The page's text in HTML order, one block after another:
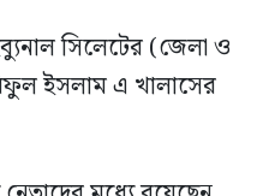
সিলেটের (জেলা ও
ইসলাম এ খালাসের